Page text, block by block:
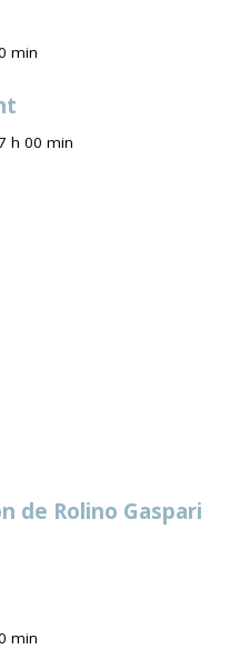
min
h 00 min
de Rolino Gaspari
min